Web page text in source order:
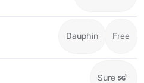
Dauphin Free
Sure